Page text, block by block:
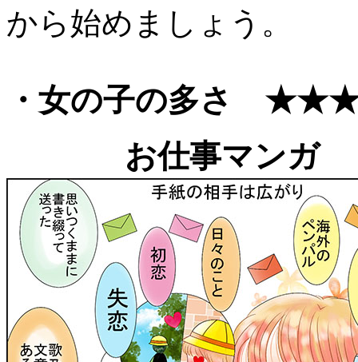
から始めましょう。
・女の子の多さ
お仕事マンガ